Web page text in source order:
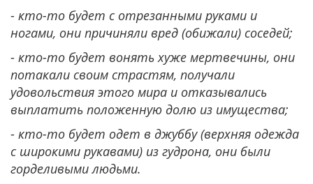
- кто-то будет с отрезанными руками и
ногами, они причиняли вред (обижали) соседей;
- кто-то будет вонять хуже мертвечины, они
потакали своим страстям, получали
удовольствия этого мира и отказывались
выплатить положенную долю из имущества;
- кто-то будет одет в джуббу (верхняя одежда
с широкими рукавами) из гудрона, они были
горделивыми людьми.